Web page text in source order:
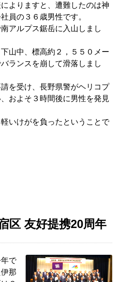
よりますと、遭難したのは神
員の３６歳男性です。
アルプス鋸岳に入山しまし
山中、標高約２，５５０メー
ランスを崩して滑落しまし
を受け、長野県警がヘリコプ
およそ３時間後に男性を発見
いけがを負ったということで
区 友好提携20周年
で
那